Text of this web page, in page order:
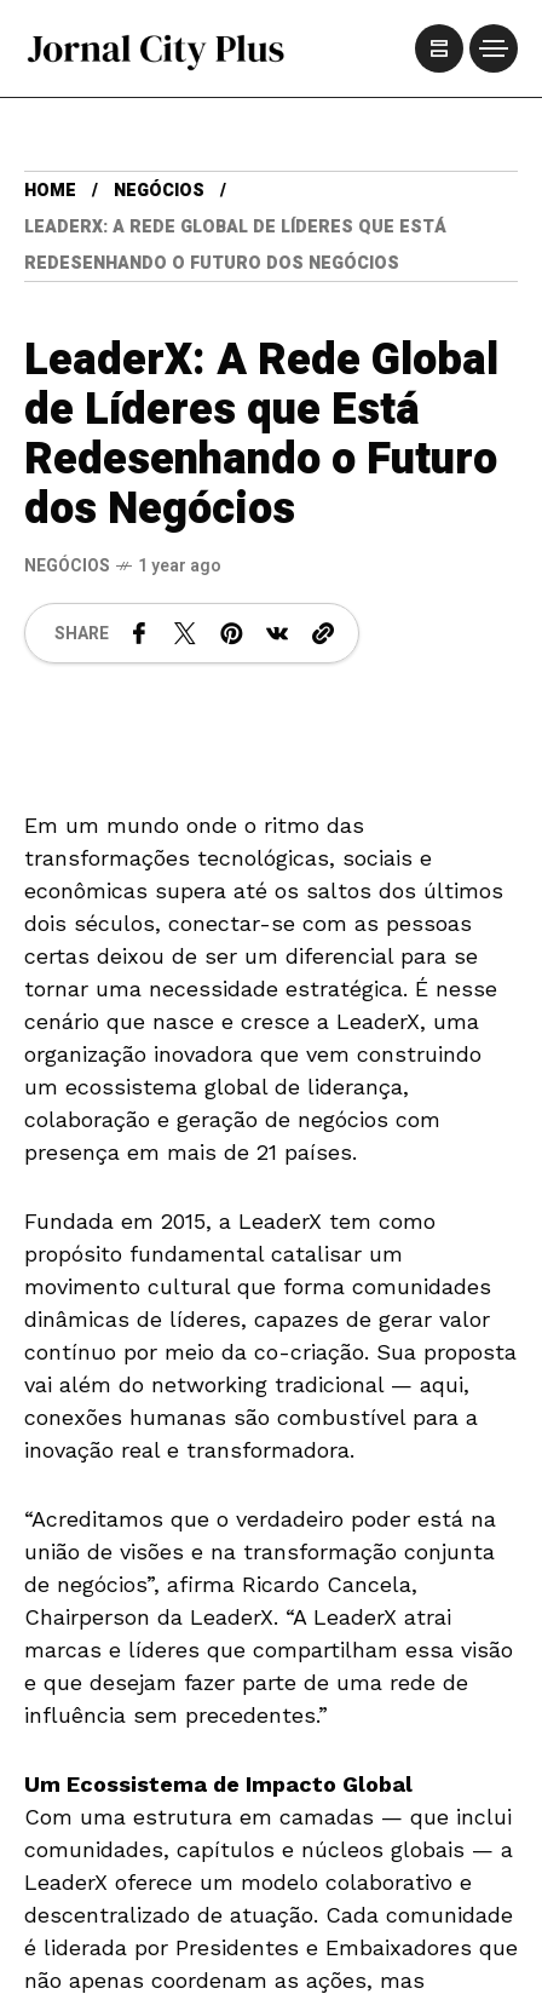
HOME
NEGÓCIOS
LEADERX: A REDE GLOBAL DE LÍDERES QUE ESTÁ
REDESENHANDO O FUTURO DOS NEGÓCIOS
LeaderX: A Rede Global
de Líderes que Está
Redesenhando o Futuro
dos Negócios
NEGÓCIOS 1 year ago
SHARE
Em um mundo onde o ritmo das
transformações tecnológicas, sociais e
econômicas supera até os saltos dos últimos
dois séculos, conectar-se com as pessoas
certas deixou de ser um diferencial para se
tornar uma necessidade estratégica. É nesse
cenário que nasce e cresce a LeaderX, uma
organização inovadora que vem construindo
um ecossistema global de liderança,
colaboração e geração de negócios com
presença em mais de 21 países.
Fundada em 2015, a LeaderX tem como
propósito fundamental catalisar um
movimento cultural que forma comunidades
dinâmicas de líderes, capazes de gerar valor
contínuo por meio da co-criação. Sua proposta
vai além do networking tradicional — aqui,
conexões humanas são combustível para a
inovação real e transformadora.
“Acreditamos que o verdadeiro poder está na
união de visões e na transformação conjunta
de negócios”, afirma Ricardo Cancela,
Chairperson da LeaderX. “A LeaderX atrai
marcas e líderes que compartilham essa visão
e que desejam fazer parte de uma rede de
influência sem precedentes.”
Um Ecossistema de Impacto Global
Com uma estrutura em camadas — que inclui
comunidades, capítulos e núcleos globais — a
LeaderX oferece um modelo colaborativo e
descentralizado de atuação. Cada comunidade
é liderada por Presidentes e Embaixadores que
não apenas coordenam as ações, mas